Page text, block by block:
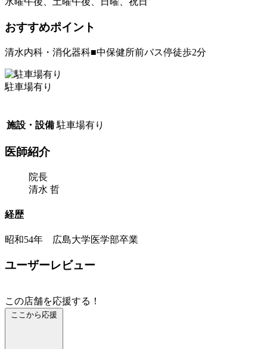
おすすめポイント
清水内科・消化器科■中保健所前バス停徒歩2分
駐車場有り
施設・設備 駐車場有り
医師紹介
院長
清水 哲
経歴
昭和54年 広島大学医学部卒業
ユーザーレビュー
この店舗を応援する！
ここから応援